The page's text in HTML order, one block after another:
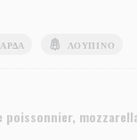
ΛΟΎΠΙΝΟ